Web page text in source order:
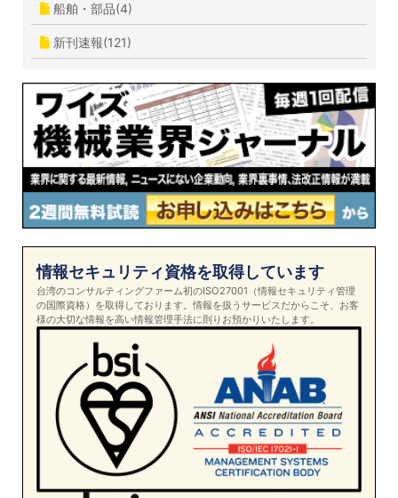
船舶・部品(4)
新刊速報(121)
情報セキュリティ資格を取得しています
台湾のコンサルティングファーム初のISO27001（情報セキュリティ管理
の国際資格）を取得しております。情報を扱うサービスだからこそ、お客
様の大切な情報を高い情報管理手法に則りお預かりいたします。